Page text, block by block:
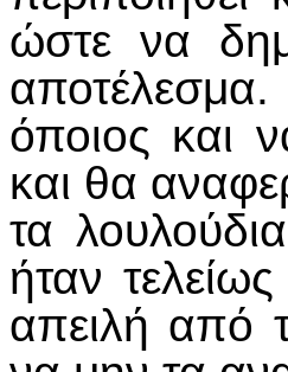
ώστε να
όποιος και
και θα
τα
ήταν
απειλή από